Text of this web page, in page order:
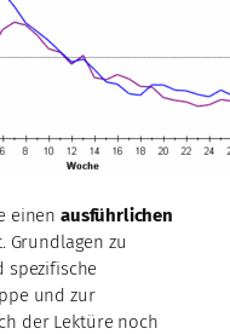
einen ausführlichen
Grundlagen zu
spezifische
und zur
der Lektüre noch